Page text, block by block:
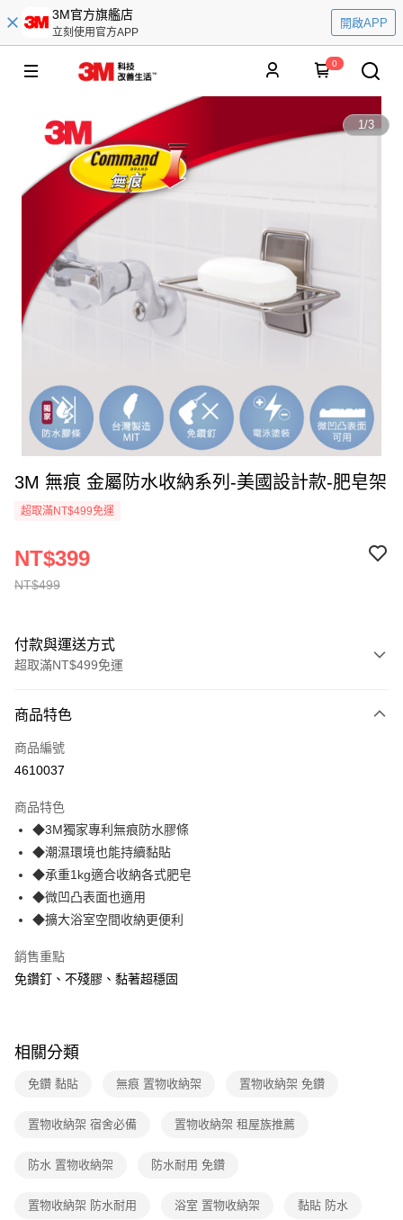
3M官方旗艦店
立刻使用官方APP
開啟APP
0
1/3
3M 無痕 金屬防水收納系列-美國設計款-肥皂架
超取滿NT$499免運
NT$499
NT$399
付款與運送方式
超取滿NT$499免運
信用卡一次付款
信用卡分期付款
合作金庫商業銀行
華南商業銀行
上海商業儲蓄銀行
國泰世華商業銀行
臺灣中小企業銀行
匯豐（台灣）商業銀行
聯邦商業銀行
元大商業銀行
台新國際商業銀行
超商取貨付款
LINE Pay
Apple Pay
街口支付
悠遊付
AFTEE先享後付
AFTEE先享後付是「在收到商品之後才付款」的支付方式。 讓您購物簡單
便利好安心！
１．簡單：不需註冊會員、不需綁卡、不需儲值。
１．於結帳方式選擇「AFTEE先享後付」後，將跳轉至「AFTEE先享後付」
３．收到繳費通知簡訊後14天內，點擊此簡訊中的連結，可透過四大超商／
ATM付款
運送方式
全家取貨付款
付款後全家取貨
每筆NT$60，滿NT$499(含以上)免運費
商品特色
商品編號
4610037
商品特色
◆3M獨家專利無痕防水膠條
◆潮濕環境也能持續黏貼
◆承重1kg適合收納各式肥皂
◆微凹凸表面也適用
◆擴大浴室空間收納更便利
銷售重點
免鑽釘、不殘膠、黏著超穩固
相關分類
免鑽 黏貼 無痕 置物收納架 置物收納架 免鑽
置物收納架 宿舍必備 置物收納架 租屋族推薦
防水 置物收納架 防水耐用 免鑽
置物收納架 防水耐用 浴室 置物收納架 黏貼 防水